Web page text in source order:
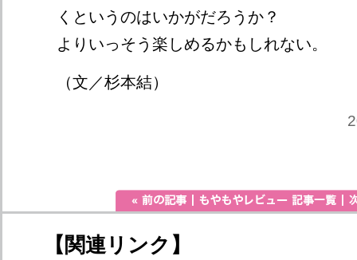
くというのはいかがだろうか？
よりいっそう楽しめるかもしれない。
（文／杉本結）
【関連リンク】